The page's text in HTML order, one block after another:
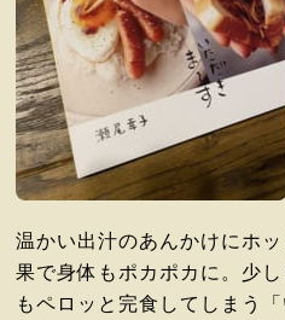
温かい出汁のあんかけにホ
果で身体もポカポカに。少
もペロッと完食してしまう